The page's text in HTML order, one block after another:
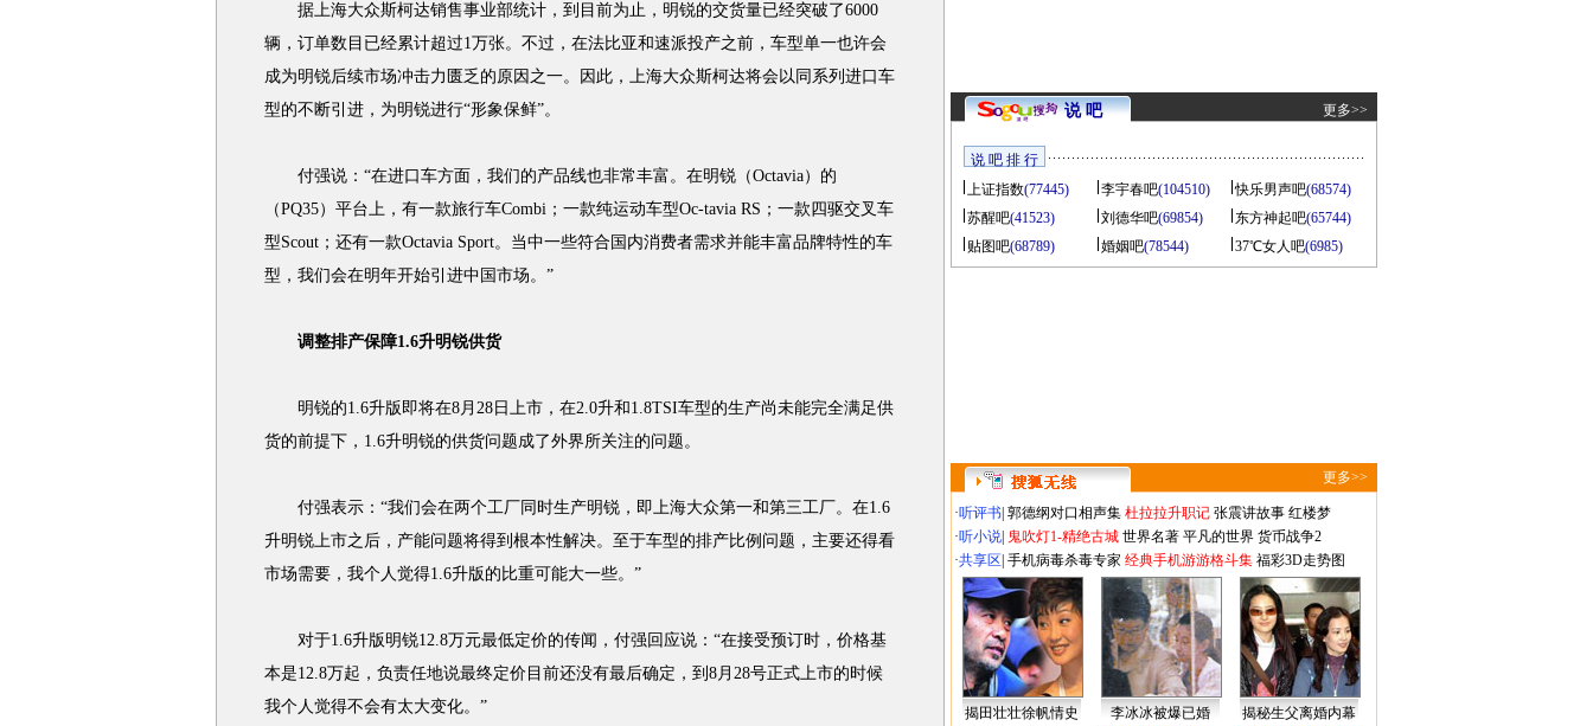
据上海大众斯柯达销售事业部统计，到目前为止，明锐的交货量已经突破了6000
辆，订单数目已经累计超过1万张。不过，在法比亚和速派投产之前，车型单一也许会
成为明锐后续市场冲击力匮乏的原因之一。因此，上海大众斯柯达将会以同系列进口车
型的不断引进，为明锐进行“形象保鲜”。
付强说：“在进口车方面，我们的产品线也非常丰富。在明锐（Octavia）的
（PQ35）平台上，有一款旅行车Combi；一款纯运动车型Oc-tavia RS；一款四驱交叉车
型Scout；还有一款Octavia Sport。当中一些符合国内消费者需求并能丰富品牌特性的车
型，我们会在明年开始引进中国市场。”
调整排产保障1.6升明锐供货
明锐的1.6升版即将在8月28日上市，在2.0升和1.8TSI车型的生产尚未能完全满足供
货的前提下，1.6升明锐的供货问题成了外界所关注的问题。
付强表示：“我们会在两个工厂同时生产明锐，即上海大众第一和第三工厂。在1.6
升明锐上市之后，产能问题将得到根本性解决。至于车型的排产比例问题，主要还得看
市场需要，我个人觉得1.6升版的比重可能大一些。”
对于1.6升版明锐12.8万元最低定价的传闻，付强回应说：“在接受预订时，价格基
本是12.8万起，负责任地说最终定价目前还没有最后确定，到8月28号正式上市的时候
我个人觉得不会有太大变化。”
说 吧 更多>>
说 吧 排 行
上证指数(77445) 李宇春吧(104510) 快乐男声吧(68574)
苏醒吧(41523) 刘德华吧(69854) 东方神起吧(65744)
贴图吧(68789) 婚姻吧(78544) 37℃女人吧(6985)
更多>>
·听评书 郭德纲对口相声集 杜拉拉升职记 张震讲故事 红楼梦
·听小说 鬼吹灯1-精绝古城 世界名著 平凡的世界 货币战争2
·共享区 手机病毒杀毒专家 经典手机游游格斗集 福彩3D走势图
揭田壮壮徐帆情史 李冰冰被爆已婚
揭秘生父离婚内幕